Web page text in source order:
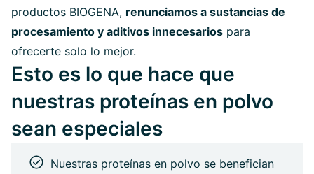
productos BIOGENA, renunciamos a sustancias de
procesamiento y aditivos innecesarios para
ofrecerte solo lo mejor.
Esto es lo que hace que
nuestras proteínas en polvo
sean especiales
Nuestras proteínas en polvo se benefician